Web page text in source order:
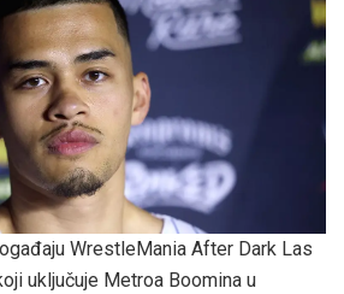
WrestleMania After Dark Las
uključuje Metroa Boomina u